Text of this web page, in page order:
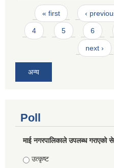
Pages
« first ‹
4 5 6
next ›
अन्य
Poll
माई नगरपालिकाले उपलब्ध गराएको
Choices
उत्कृष्ट